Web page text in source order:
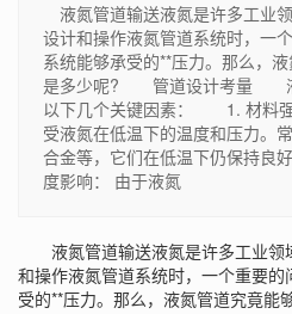
液氮管道输送液氮是许多工业
设计和操作液氮管道系统时，一
系统能够承受的**压力。那么，
是多少呢? 管道设计考量 液
以下几个关键因素： 1. 材料强
受液氮在低温下的温度和压力。
合金等，它们在低温下仍保持
度影响： 由于液氮
液氮管道输送液氮是许多工业领
和操作液氮管道系统时，一个重要
受的**压力。那么，液氮管道究竟能